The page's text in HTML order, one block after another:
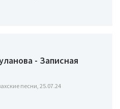
- Записная
песни, 25.07.24